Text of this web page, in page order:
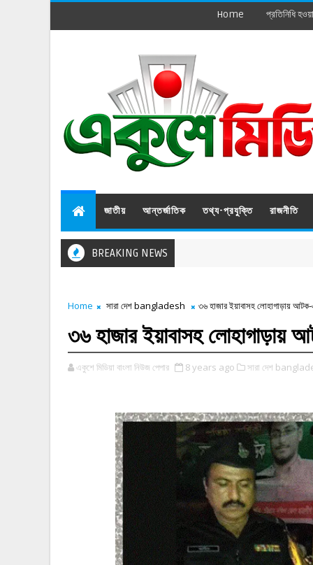
Home প্রতিনিধি
জাতীয় আন্তর্জাতিক তথ্য-প্রযুক্তি রাজনীতি
BREAKING NEWS
Home সারা দেশ bangladesh ৩৬ হাজার ইয়াবাসহ লোহাগাড়ায় আটক-
৩৬ হাজার ইয়াবাসহ লোহাগাড়ায়
একুশে মিডিয়া বাংলা নিউজ পেপার 8 years ago সারা দেশ